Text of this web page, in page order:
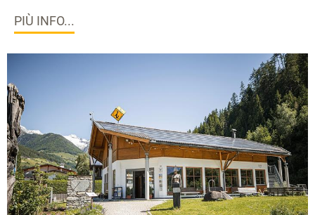
PIÙ INFO...